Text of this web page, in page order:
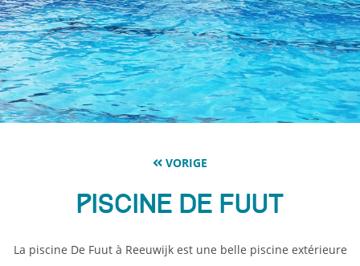
VORIGE
Piscine De Fuut
La piscine De Fuut à Reeuwijk est une belle piscine extérieure